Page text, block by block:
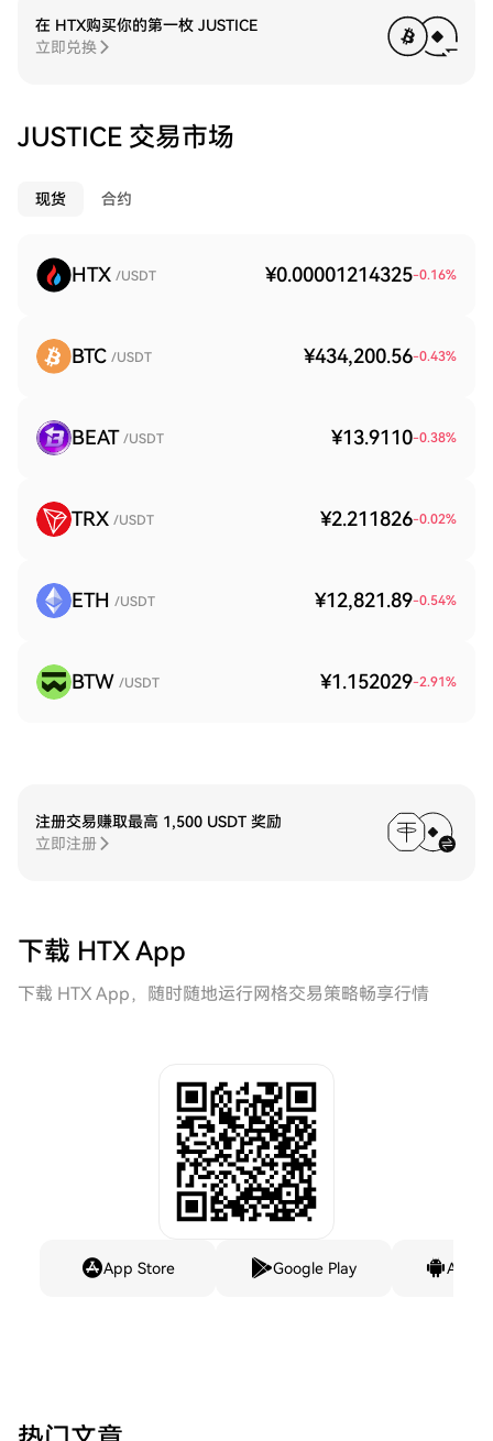
在 HTX购买你的第一枚 JUSTICE
立即兑换
JUSTICE 交易市场
现货 合约
HTX /USDT ¥0.00001214325-0.16%
BTC /USDT ¥434,200.56-0.43%
BEAT /USDT ¥13.9110-0.38%
TRX /USDT ¥2.211826-0.02%
ETH /USDT ¥12,821.89-0.54%
BTW /USDT ¥1.152029-2.91%
注册交易赚取最高 1,500 USDT 奖励
立即注册
下载 HTX App
下载 HTX App，随时随地运行网格交易策略畅享行情
App Store Google Play